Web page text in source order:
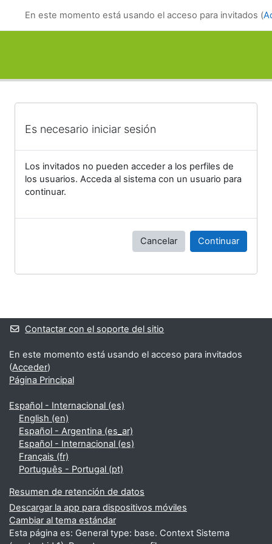
En este momento está usando el acceso para invitados (
Es necesario iniciar sesión
Los invitados no pueden acceder a los perfiles de
los usuarios. Acceda al sistema con un usuario para
continuar.
Cancelar Continuar
Bloques suplementarios
Contactar con el soporte del sitio
En este momento está usando el acceso para invitados
(Acceder)
Página Principal
Español - Internacional ‎(es)‎
English ‎(en)‎
Español - Argentina ‎(es_ar)‎
Español - Internacional ‎(es)‎
Français ‎(fr)‎
Português - Portugal ‎(pt)‎
Resumen de retención de datos
Descargar la app para dispositivos móviles
Cambiar al tema estándar
Esta página es: General type: base. Context Sistema